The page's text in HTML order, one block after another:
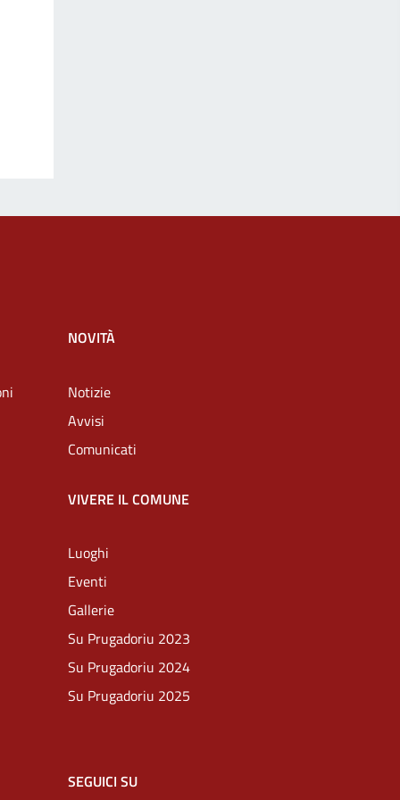
NOVITÀ
Notizie
Avvisi
Comunicati
VIVERE IL COMUNE
Luoghi
Eventi
Gallerie
Su Prugadoriu 2023
Su Prugadoriu 2024
Su Prugadoriu 2025
SEGUICI SU